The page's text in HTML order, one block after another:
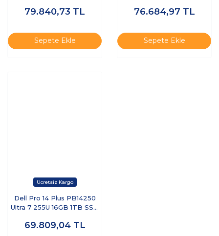
Free Dos Dizüstü Bilgisayar
79.840,73 TL
Sepete Ekle
Ubuntu Dizüstü Bilgisayar
76.684,97 TL
Sepete Ekle
Dell Pro 14 Plus PB14250
Ultra 7 255U 16GB 1TB SSD
PB14250-UBU
69.809,04 TL